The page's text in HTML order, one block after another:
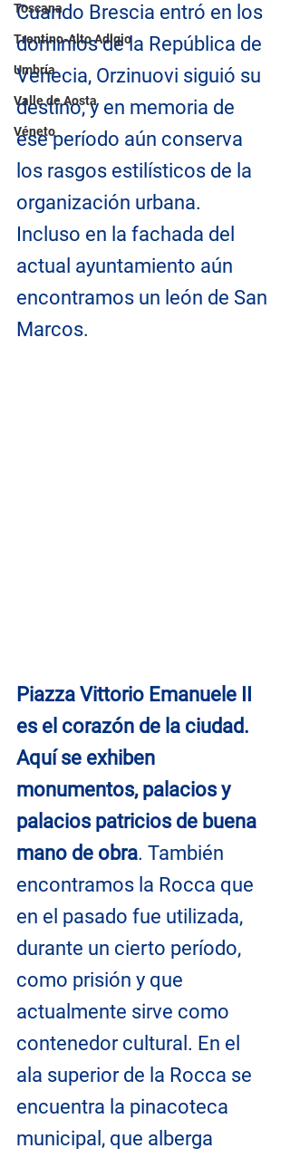
Toscana
Trentino-Alto Adigio
Umbría
Valle de Aosta
Véneto
Cuando Brescia entró en los
dominios de la República de
Venecia, Orzinuovi siguió su
destino, y en memoria de
ese período aún conserva
los rasgos estilísticos de la
organización urbana.
Incluso en la fachada del
actual ayuntamiento aún
encontramos un león de San
Marcos.
Piazza Vittorio Emanuele II
es el corazón de la ciudad.
Aquí se exhiben
monumentos, palacios y
palacios patricios de buena
mano de obra. También
encontramos la Rocca que
en el pasado fue utilizada,
durante un cierto período,
como prisión y que
actualmente sirve como
contenedor cultural. En el
ala superior de la Rocca se
encuentra la pinacoteca
municipal, que alberga